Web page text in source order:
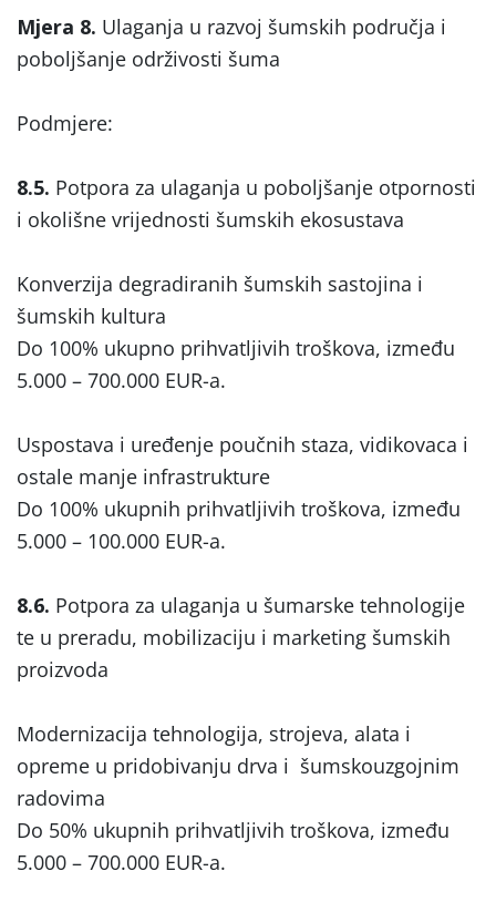
Mjera 8. Ulaganja u razvoj šumskih područja i
poboljšanje održivosti šuma
Podmjere:
8.5. Potpora za ulaganja u poboljšanje otpornosti
i okolišne vrijednosti šumskih ekosustava
Konverzija degradiranih šumskih sastojina i
šumskih kultura
Do 100% ukupno prihvatljivih troškova, između
5.000 – 700.000 EUR-a.
Uspostava i uređenje poučnih staza, vidikovaca i
ostale manje infrastrukture
Do 100% ukupnih prihvatljivih troškova, između
5.000 – 100.000 EUR-a.
8.6. Potpora za ulaganja u šumarske tehnologije
te u preradu, mobilizaciju i marketing šumskih
proizvoda
Modernizacija tehnologija, strojeva, alata i
opreme u pridobivanju drva i šumskouzgojnim
radovima
Do 50% ukupnih prihvatljivih troškova, između
5.000 – 700.000 EUR-a.